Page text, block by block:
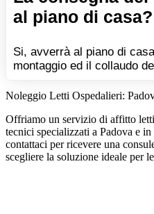
al piano di casa?
Si, avverrà al piano di
montaggio ed il collaudo
Noleggio Letti Ospedalieri:
Offriamo un servizio di affitto
tecnici specializzati a Padova e
contattaci per ricevere una
scegliere la soluzione ideale per